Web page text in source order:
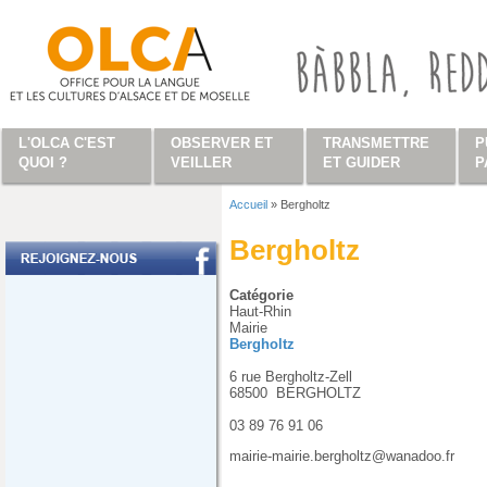
Accueil » Bergholtz
Bergholtz
Catégorie
Haut-Rhin
Mairie
Bergholtz
6 rue Bergholtz-Zell
68500
BERGHOLTZ
03 89 76 91 06
mairie-mairie.bergholtz@wanadoo.fr
L'OLCA C'EST
QUOI ?
OBSERVER ET
VEILLER
TRANSMETTRE
ET GUIDER